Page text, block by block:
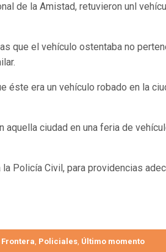
de la Amistad, retuvieron unl
que el vehículo ostentaba no
éste era un vehículo robado en la
aquella ciudad en una feria de
Policía Civil, para providencias
Frontera, Policiales, Último momento